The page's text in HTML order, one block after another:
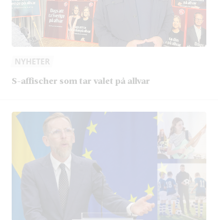
NYHETER
S-affischer som tar valet på allvar